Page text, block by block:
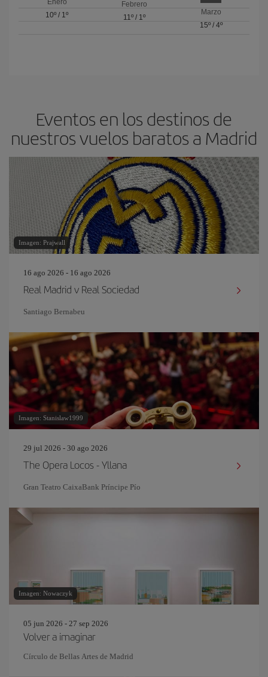
10º / 1º
Febrero
11º/ 1º
Marzo
15º/ 4º
Eventos en los destinos de
nuestros vuelos baratos a Madrid
Imagen: Prajwall
16 ago 2026 - 16 ago 2026
Real Madrid v Real Sociedad
Santiago Bernabeu
Imagen: Stanislaw1999
29 jul 2026 - 30 ago 2026
The Opera Locos - Yllana
Gran Teatro CaixaBank Príncipe Pío
Imagen: Nowaczyk
05 jun 2026 - 27 sep 2026
Volver a imaginar
Círculo de Bellas Artes de Madrid